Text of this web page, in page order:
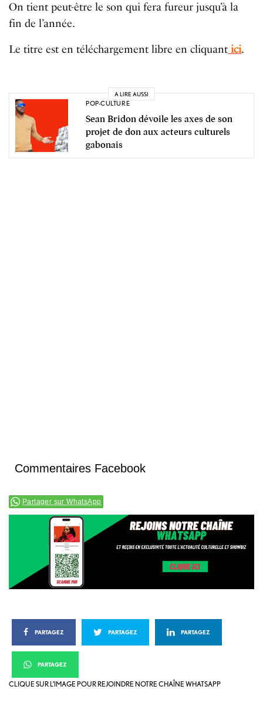
On tient peut-être le son qui fera fureur jusqu’à la
fin de l’année.
Le titre est en téléchargement libre en cliquant ici.
A LIRE AUSSI
POP-CULTURE
Sean Bridon dévoile les axes de son
projet de don aux acteurs culturels
gabonais
Commentaires Facebook
Partager sur WhatsApp
PARTAGEZ PARTAGEZ PARTAGEZ
PARTAGEZ
CLIQUE SUR L’IMAGE POUR REJOINDRE NOTRE CHAÎNE WHATSAPP